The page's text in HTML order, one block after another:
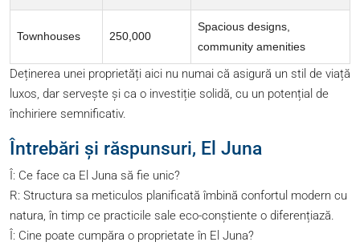
Townhouses 250,000
Spacious designs,
community amenities
Deținerea unei proprietăți aici nu numai că asigură un stil de viață
luxos, dar servește și ca o investiție solidă, cu un potențial de
închiriere semnificativ.
Întrebări și răspunsuri, El Juna
Î: Ce face ca El Juna să fie unic?
R: Structura sa meticulos planificată îmbină confortul modern cu
natura, în timp ce practicile sale eco-conștiente o diferențiază.
Î: Cine poate cumpăra o proprietate în El Juna?